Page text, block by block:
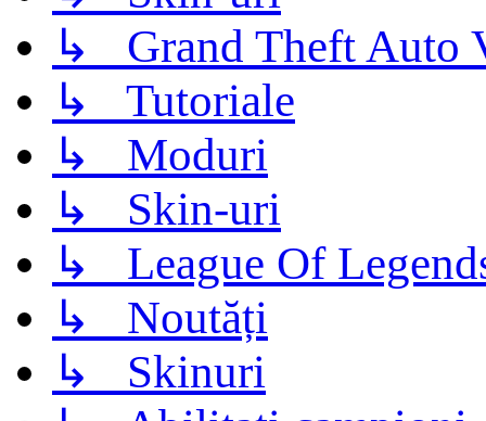
↳ Grand Theft Auto
↳ Tutoriale
↳ Moduri
↳ Skin-uri
↳ League Of
↳ Noutăți
↳ Skinuri